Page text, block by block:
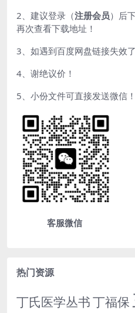
2、建议登录（注册会员）后
再次查看下载地址！
3、如遇到百度网盘链接失效
4、谢绝议价！
5、小份文件可直接发送微信！
客服微信
热门资源
丁氏医学丛书丁福保